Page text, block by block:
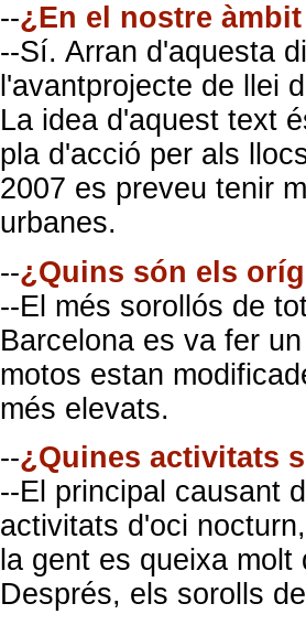
--¿En el nostre
--Sí. Arran d'aquesta
l'avantprojecte de llei
La idea d'aquest text
pla d'acció per als
2007 es preveu tenir
urbanes.
--¿Quins són els
--El més sorollós de
Barcelona es va fer
motos estan
més elevats.
--¿Quines activitats
--El principal causant
activitats d'oci
la gent es queixa
Després, els sorolls